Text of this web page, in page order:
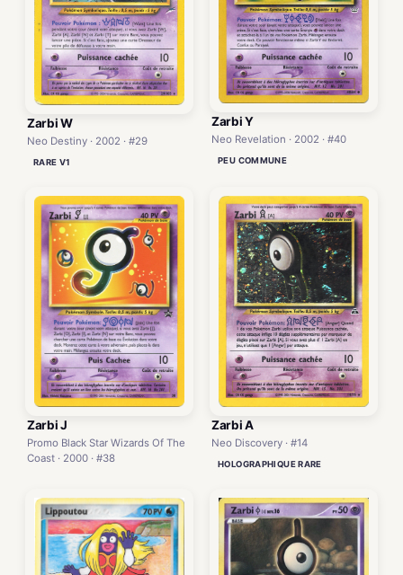
Zarbi W
Neo Destiny · 2002 · #29
RARE V1
Zarbi Y
Neo Revelation · 2002 · #40
PEU COMMUNE
Zarbi J
Promo Black Star Wizards Of The
Coast · 2000 · #38
Zarbi A
Neo Discovery · #14
HOLOGRAPHIQUE RARE